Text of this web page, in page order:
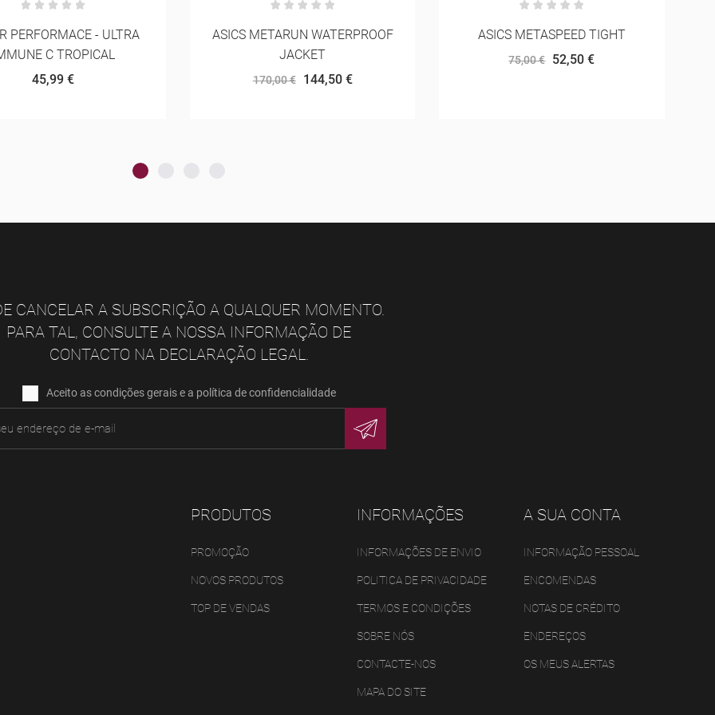
WATERPROOF
JACKET
170,00 € 144,50 €
ASICS METASPEED TIGHT
75,00 € 52,50 €
ON CLOUDVISTA 2
160,00 € 128,00 €
CANCELAR A SUBSCRIÇÃO A QUALQUER MOMENTO.
PARA TAL, CONSULTE A NOSSA INFORMAÇÃO DE
CONTACTO NA DECLARAÇÃO LEGAL.
Aceito as condições gerais e a política de confidencialidade
PRODUTOS
PROMOÇÃO
NOVOS PRODUTOS
TOP DE VENDAS
INFORMAÇÕES
INFORMAÇÕES DE ENVIO
POLITICA DE PRIVACIDADE
TERMOS E CONDIÇÕES
SOBRE NÓS
CONTACTE-NOS
MAPA DO SITE
A SUA CONTA
INFORMAÇÃO PESSOAL
ENCOMENDAS
NOTAS DE CRÉDITO
ENDEREÇOS
OS MEUS ALERTAS